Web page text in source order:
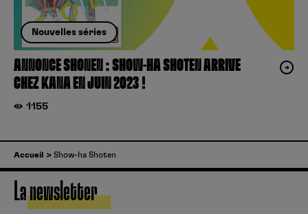
Nouvelles séries
ANNONCE SHONEN : SHOW-HA SHOTEN ARRIVE
CHEZ KANA EN JUIN 2023 !
1155
Accueil Show-ha Shoten
La newsletter